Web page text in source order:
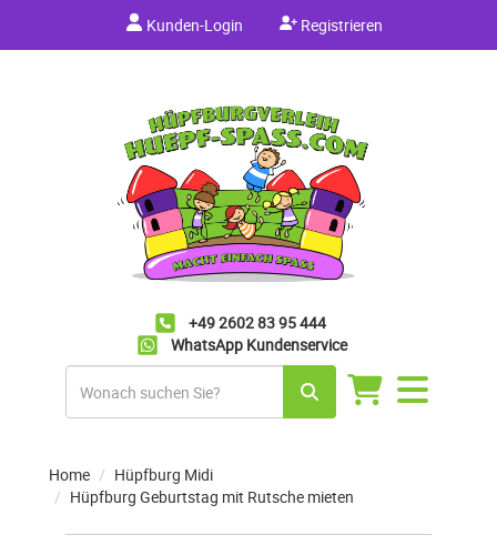
Kunden-Login Registrieren
+49 2602 83 95 444
WhatsApp Kundenservice
Navigation
umschalten
Home
Hüpfburg Midi
Hüpfburg Geburtstag mit Rutsche mieten